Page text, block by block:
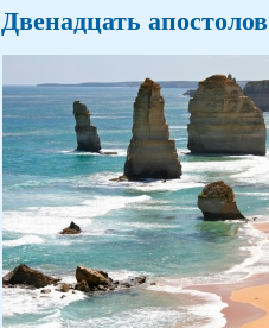
Двенадцать апостолов